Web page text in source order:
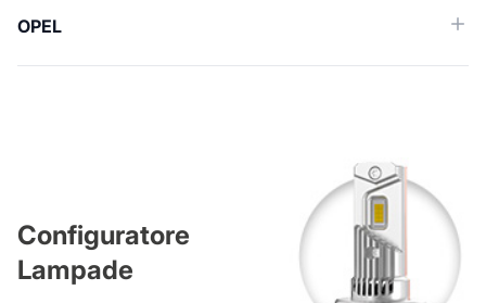
OPEL
Configuratore
Lampade